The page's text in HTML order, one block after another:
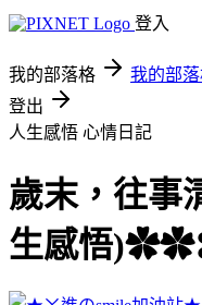
登入
我的部落格 我的部
登出
人生感悟 心情日記
歲末，往事
生感悟